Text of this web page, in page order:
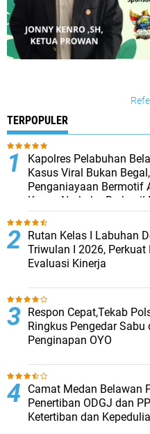
TERPOPULER
Kapolres Pelabuhan
Kasus Viral Bukan
Penganiayaan Bermotif
Kasus Narkoba Berhasil
Rutan Kelas I Labuhan
Triwulan I 2026, Perkuat
Evaluasi Kinerja
Respon Cepat,Tekab
Ringkus Pengedar Sabu
Penginapan OYO
Camat Medan Belawan
Penertiban ODGJ dan
Ketertiban dan